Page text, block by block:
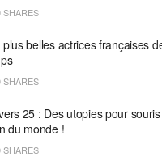
SHARES
plus belles actrices françaises
SHARES
25 : Des utopies pour
du monde !
SHARES